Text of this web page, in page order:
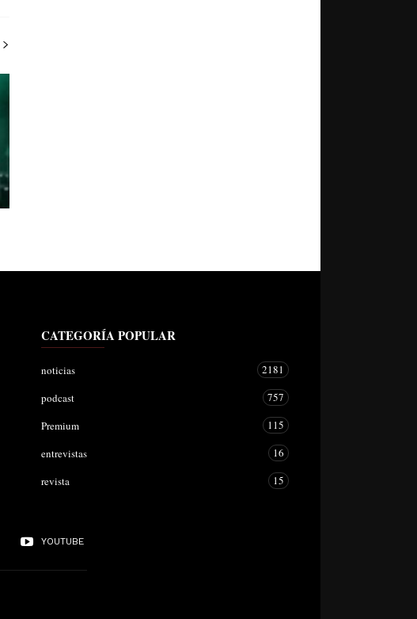
CATEGORÍA POPULAR
noticias
2181
podcast
757
Premium
115
entrevistas
16
revista
15
YOUTUBE